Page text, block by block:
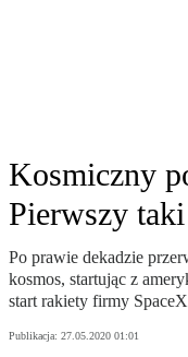
Kosmiczny
Pierwszy
Po prawie dekadzie
kosmos, startując z
start rakiety firmy
Publikacja: 27.05.2020 01:01